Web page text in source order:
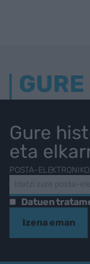
Gure
eta
POSTA-
Datuen
Izena eman